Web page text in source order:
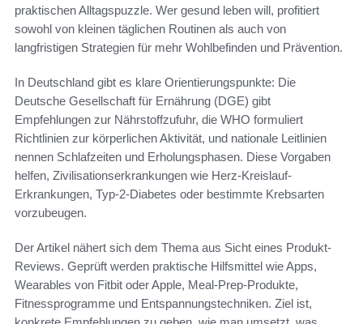
praktischen Alltagspuzzle. Wer gesund leben will, profitiert
sowohl von kleinen täglichen Routinen als auch von
langfristigen Strategien für mehr Wohlbefinden und Prävention.
In Deutschland gibt es klare Orientierungspunkte: Die
Deutsche Gesellschaft für Ernährung (DGE) gibt
Empfehlungen zur Nährstoffzufuhr, die WHO formuliert
Richtlinien zur körperlichen Aktivität, und nationale Leitlinien
nennen Schlafzeiten und Erholungsphasen. Diese Vorgaben
helfen, Zivilisationserkrankungen wie Herz-Kreislauf-
Erkrankungen, Typ-2-Diabetes oder bestimmte Krebsarten
vorzubeugen.
Der Artikel nähert sich dem Thema aus Sicht eines Produkt-
Reviews. Geprüft werden praktische Hilfsmittel wie Apps,
Wearables von Fitbit oder Apple, Meal-Prep-Produkte,
Fitnessprogramme und Entspannungstechniken. Ziel ist,